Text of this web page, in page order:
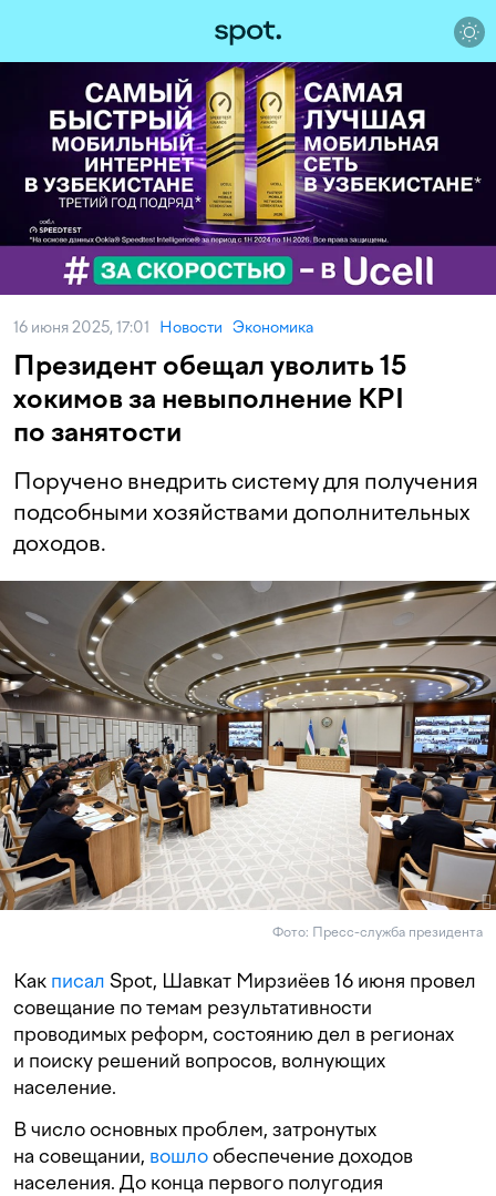
16 июня 2025, 17:01 Новости Экономика
Президент обещал уволить 15
хокимов за невыполнение KPI
по занятости
Поручено внедрить систему для получения
подсобными хозяйствами дополнительных
доходов.
Фото: Пресс-служба президента
Как писал Spot, Шавкат Мирзиёев 16 июня провел
совещание по темам результативности
проводимых реформ, состоянию дел в регионах
и поиску решений вопросов, волнующих
население.
В число основных проблем, затронутых
на совещании, вошлообеспечение доходов
населения. До конца первого полугодия